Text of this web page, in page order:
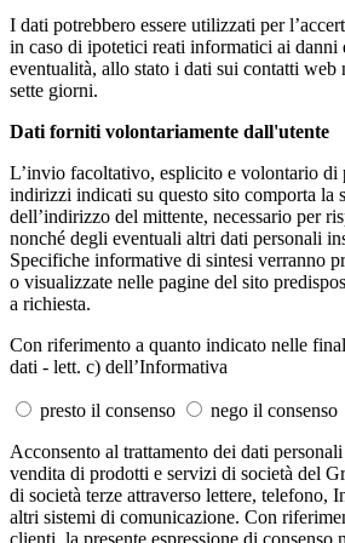
I dati potrebbero essere utilizzati per
in caso di ipotetici reati informatici ai danni
eventualità, allo stato i dati sui contatti web
sette giorni.
Dati forniti volontariamente dall'utente
L’invio facoltativo, esplicito e volontario di
indirizzi indicati su questo sito comporta la
dell’indirizzo del mittente, necessario per
nonché degli eventuali altri dati personali
Specifiche informative di sintesi verranno
o visualizzate nelle pagine del sito
a richiesta.
Con riferimento a quanto indicato nelle
dati - lett. c) dell’Informativa
presto il consenso
nego il consenso
Acconsento al trattamento dei dati
vendita di prodotti e servizi di società del
di società terze attraverso lettere, telefono,
altri sistemi di comunicazione. Con